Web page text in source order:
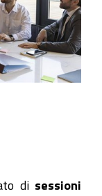
di sessioni